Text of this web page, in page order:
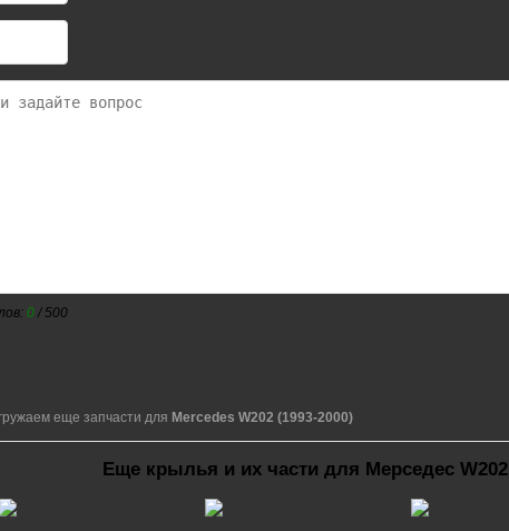
0/ 500
еще запчасти для Mercedes W202 (1993-2000)
Еще крылья и их части для Мерседес W202